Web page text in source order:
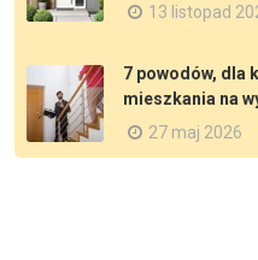
13 listopad
7 powodów, dla
mieszkania na
27 maj 2026